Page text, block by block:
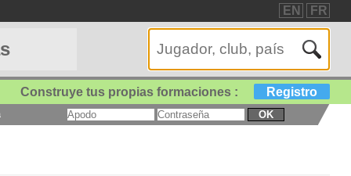
EN FR
Construye tus propias formaciones : Registro
OK